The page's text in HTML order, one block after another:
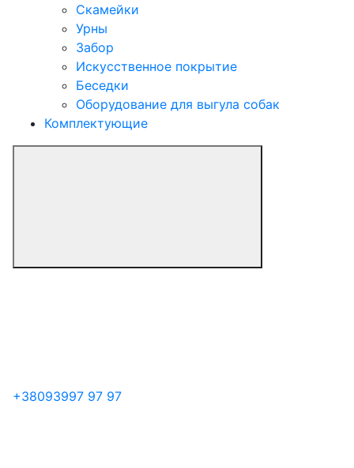
Скамейки
Урны
Забор
Искусственное покрытие
Беседки
Оборудование для выгула собак
Комплектующие
+38093997 97 97